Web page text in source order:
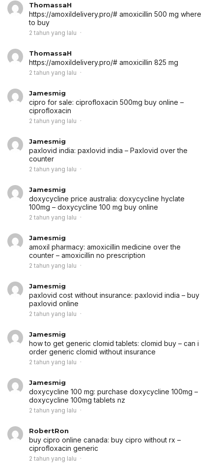
ThomassaH
https://amoxildelivery.pro/# amoxicillin 500 mg where
to buy
2 tahun yang lalu
ThomassaH
https://amoxildelivery.pro/# amoxicillin 825 mg
2 tahun yang lalu
Jamesmig
cipro for sale: ciprofloxacin 500mg buy online –
ciprofloxacin
2 tahun yang lalu
Jamesmig
paxlovid india: paxlovid india – Paxlovid over the
counter
2 tahun yang lalu
Jamesmig
doxycycline price australia: doxycycline hyclate
100mg – doxycycline 100 mg buy online
2 tahun yang lalu
Jamesmig
amoxil pharmacy: amoxicillin medicine over the
counter – amoxicillin no prescription
2 tahun yang lalu
Jamesmig
paxlovid cost without insurance: paxlovid india – buy
paxlovid online
2 tahun yang lalu
Jamesmig
how to get generic clomid tablets: clomid buy – can i
order generic clomid without insurance
2 tahun yang lalu
Jamesmig
doxycycline 100 mg: purchase doxycycline 100mg –
doxycycline 100mg tablets nz
2 tahun yang lalu
RobertRon
buy cipro online canada: buy cipro without rx –
ciprofloxacin generic
2 tahun yang lalu